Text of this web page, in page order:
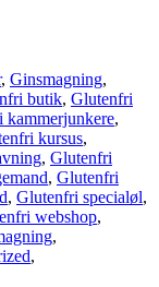
, Ginsmagning,
butik, Glutenfri
kammerjunkere,
kursus,
, Glutenfri
, Glutenfri
, Glutenfri specialøl,
webshop,
,
,